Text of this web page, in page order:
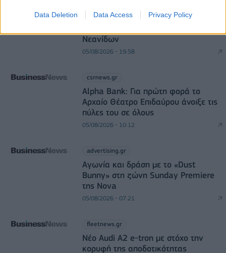
Data Deletion Data Access Privacy Policy
Με Λιθουανία στον προημιτελικό του
Νεανίδων
05/08/2026 - 19:58
csrnews.gr
Alpha Bank: Για πρώτη φορά το
Αρχαίο Θέατρο Επιδαύρου άνοιξε τις
πύλες του σε όλους
05/08/2026 - 10:12
advertising.gr
Αγωνία και δράση με το «Dust
Bunny» στη ζώνη Sunday Premiere
της Nova
05/08/2026 - 07:21
fleetnews.gr
Νέο Audi A2 e-tron με στόχο την
κορυφή της αποδοτικότητας